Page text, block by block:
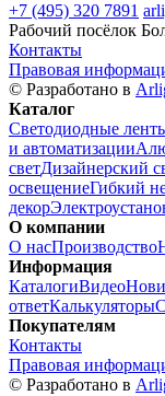
+7 (495) 320 7891
Рабочий посёлок
Контакты
Правовая
© Разработано в
Каталог
Светодиодные
и автоматизации
светДизайнерский
освещениеГибкий
декор
О компании
О насПроизводство
Информация
КаталогиВидео
ответКалькуляторы
Покупателям
Контакты
Правовая
© Разработано в